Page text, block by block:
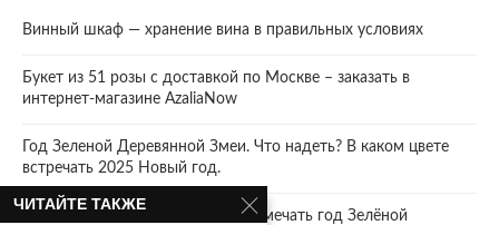
Винный шкаф — хранение вина в правильных условиях
Букет из 51 розы с доставкой по Москве – заказать в
интернет-магазине AzaliaNow
Год Зеленой Деревянной Змеи. Что надеть? В каком цвете
встречать 2025 Новый год.
2025 год. Где и как правильно отмечать год Зелёной
ЧИТАЙТЕ ТАКЖЕ